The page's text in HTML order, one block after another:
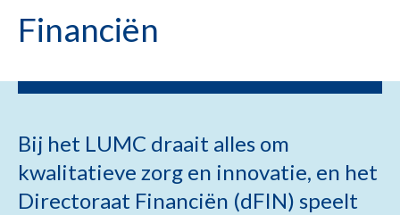
Financiën
Bij het LUMC draait alles om
kwalitatieve zorg en innovatie, en het
Directoraat Financiën (dFIN) speelt